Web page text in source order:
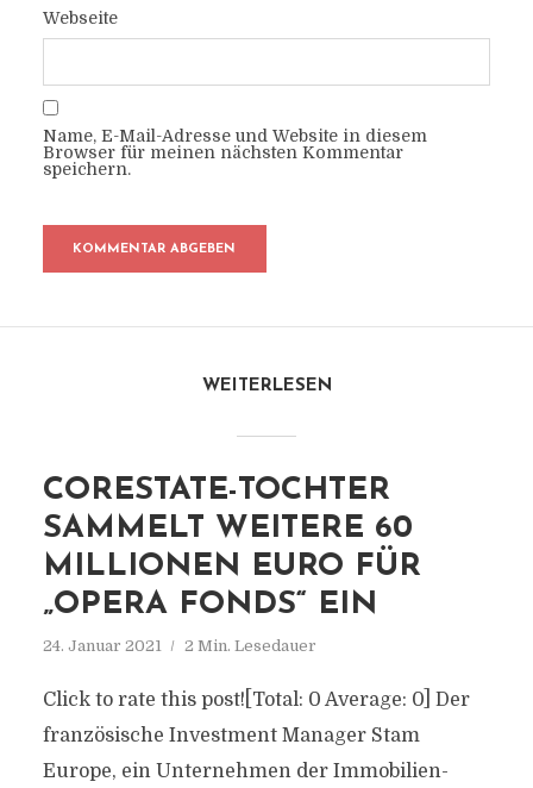
Webseite
Name, E-Mail-Adresse und Website in diesem
Browser für meinen nächsten Kommentar
speichern.
WEITERLESEN
CORESTATE-TOCHTER
SAMMELT WEITERE 60
MILLIONEN EURO FÜR
„OPERA FONDS“ EIN
24. Januar 2021 2 Min. Lesedauer
Click to rate this post![Total: 0 Average: 0] Der
französische Investment Manager Stam
Europe, ein Unternehmen der Immobilien-